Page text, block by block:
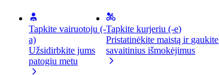
Tapkite vairuotoju (-
a)
Užsidirbkite jums
patogiu metu
Tapkite kurjeriu (-e)
Pristatinėkite maistą ir gaukite
savaitinius išmokėjimus